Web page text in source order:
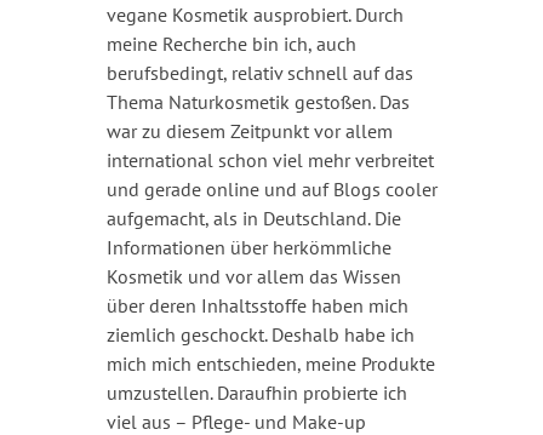
vegane Kosmetik ausprobiert. Durch
meine Recherche bin ich, auch
berufsbedingt, relativ schnell auf das
Thema Naturkosmetik gestoßen. Das
war zu diesem Zeitpunkt vor allem
international schon viel mehr verbreitet
und gerade online und auf Blogs cooler
aufgemacht, als in Deutschland. Die
Informationen über herkömmliche
Kosmetik und vor allem das Wissen
über deren Inhaltsstoffe haben mich
ziemlich geschockt. Deshalb habe ich
mich mich entschieden, meine Produkte
umzustellen. Daraufhin probierte ich
viel aus – Pflege- und Make-up